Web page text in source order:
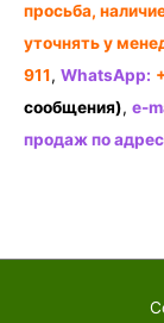
просьба,
уточнять у
911, WhatsApp:
сообщения), e-
продаж по